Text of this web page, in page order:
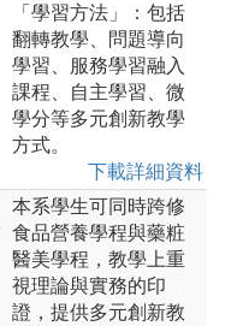
「學習方法」：包括
翻轉教學、問題導向
學習、服務學習融入
課程、自主學習、微
學分等多元創新教學
方式。
下載詳細資料
本系學生可同時跨修
食品營養學程與藥粧
醫美學程，教學上重
視理論與實務的印
證，提供多元創新教